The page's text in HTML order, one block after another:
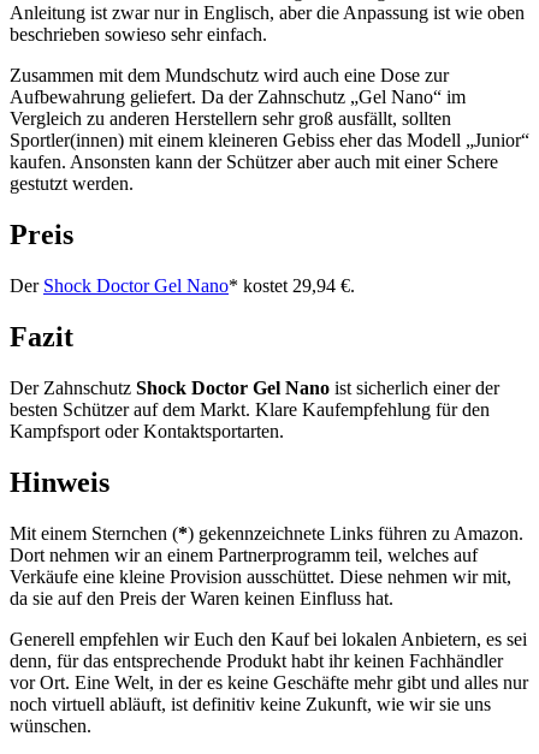
Anleitung ist zwar nur in Englisch, aber die Anpassung ist wie oben
beschrieben sowieso sehr einfach.
Zusammen mit dem Mundschutz wird auch eine Dose zur
Aufbewahrung geliefert. Da der Zahnschutz „Gel Nano“ im
Vergleich zu anderen Herstellern sehr groß ausfällt, sollten
Sportler(innen) mit einem kleineren Gebiss eher das Modell „Junior“
kaufen. Ansonsten kann der Schützer aber auch mit einer Schere
gestutzt werden.
Preis
Der Shock Doctor Gel Nano* kostet 29,94 €.
Fazit
Der Zahnschutz Shock Doctor Gel Nano ist sicherlich einer der
besten Schützer auf dem Markt. Klare Kaufempfehlung für den
Kampfsport oder Kontaktsportarten.
Hinweis
Mit einem Sternchen (*) gekennzeichnete Links führen zu Amazon.
Dort nehmen wir an einem Partnerprogramm teil, welches auf
Verkäufe eine kleine Provision ausschüttet. Diese nehmen wir mit,
da sie auf den Preis der Waren keinen Einfluss hat.
Generell empfehlen wir Euch den Kauf bei lokalen Anbietern, es sei
denn, für das entsprechende Produkt habt ihr keinen Fachhändler
vor Ort. Eine Welt, in der es keine Geschäfte mehr gibt und alles nur
noch virtuell abläuft, ist definitiv keine Zukunft, wie wir sie uns
wünschen.